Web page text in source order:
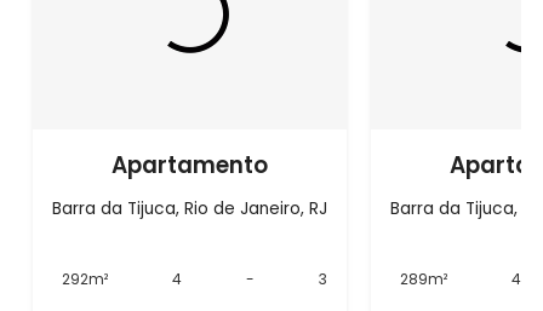
Apartamento
Barra da Tijuca, Rio de Janeiro, RJ
292m² 4 - 3
Barra da Tijuca,
289m² 4